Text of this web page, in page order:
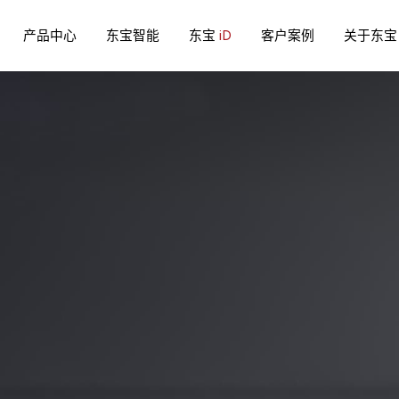
产品中心 东宝智能 东宝 iD 客户案例 关于东宝